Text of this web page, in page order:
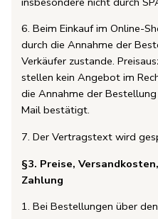
6. Beim Einkauf im Online-
durch die Annahme der
Verkäufer zustande.
stellen kein Angebot im
die Annahme der
Mail bestätigt.
7. Der Vertragstext wird
§3. Preise,
Zahlung
1. Bei Bestellungen über